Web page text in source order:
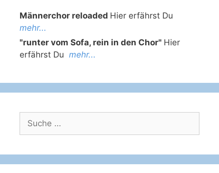
Männerchor reloaded Hier erfährst Du
mehr...
"runter vom Sofa, rein in den Chor" Hier
erfährst Du mehr...
Suche
nach: